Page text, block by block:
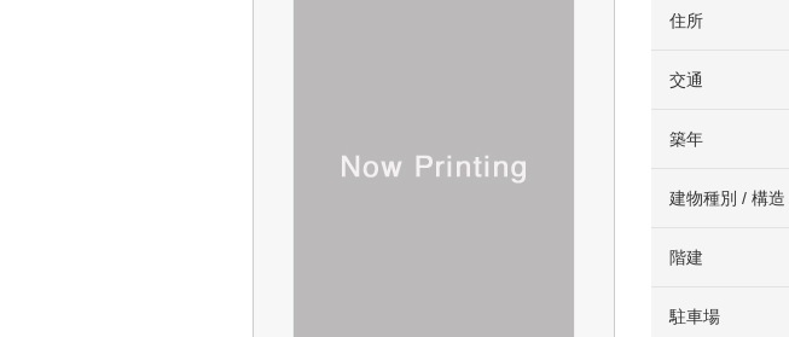
住所
交通
築年
建物種別 / 構造
階建
駐車場